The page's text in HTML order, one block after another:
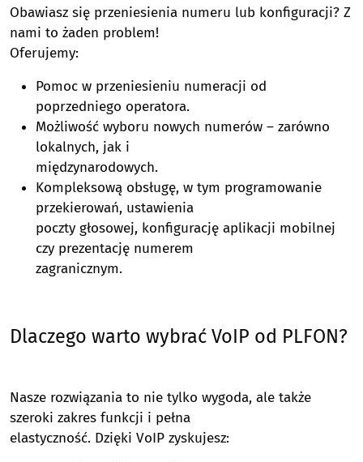
Obawiasz się przeniesienia numeru lub konfiguracji? Z
nami to żaden problem!
Oferujemy:
Pomoc w przeniesieniu numeracji od
poprzedniego operatora.
Możliwość wyboru nowych numerów – zarówno
lokalnych, jak i
międzynarodowych.
Kompleksową obsługę, w tym programowanie
przekierowań, ustawienia
poczty głosowej, konfigurację aplikacji mobilnej
czy prezentację numerem
zagranicznym.
Dlaczego warto wybrać VoIP od PLFON?
Nasze rozwiązania to nie tylko wygoda, ale także
szeroki zakres funkcji i pełna
elastyczność. Dzięki VoIP zyskujesz: